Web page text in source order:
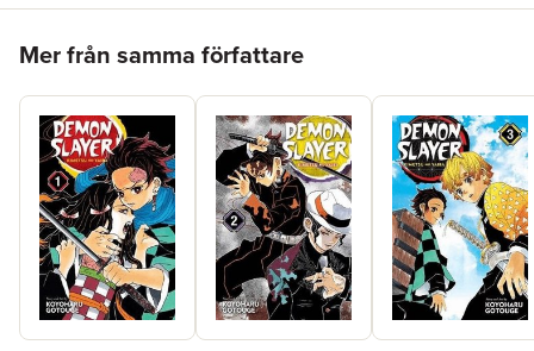
Mer från samma författare